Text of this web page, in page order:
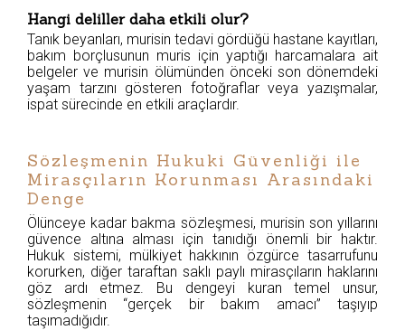
Hangi deliller daha etkili olur?
Tanık beyanları, murisin tedavi gördüğü hastane kayıtları,
bakım borçlusunun muris için yaptığı harcamalara ait
belgeler ve murisin ölümünden önceki son dönemdeki
yaşam tarzını gösteren fotoğraflar veya yazışmalar,
ispat sürecinde en etkili araçlardır.
Sözleşmenin Hukuki Güvenliği ile
Mirasçıların Korunması Arasındaki
Denge
Ölünceye kadar bakma sözleşmesi, murisin son yıllarını
güvence altına alması için tanıdığı önemli bir haktır.
Hukuk sistemi, mülkiyet hakkının özgürce tasarrufunu
korurken, diğer taraftan saklı paylı mirasçıların haklarını
göz ardı etmez. Bu dengeyi kuran temel unsur,
sözleşmenin “gerçek bir bakım amacı” taşıyıp
taşımadığıdır.